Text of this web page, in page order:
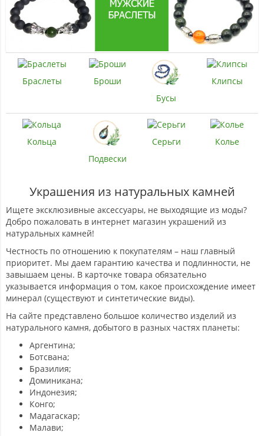
Браслеты
Броши
Бусы
Клипсы
Кольца
Подвески
Серьги Колье
Украшения из натуральных камней
Ищете эксклюзивные аксессуары, не выходящие из моды?
Добро пожаловать в интернет магазин украшений из
натуральных камней!
Честность по отношению к покупателям – наш главный
приоритет. Мы даем гарантию качества и подлинности, не
завышаем цены. В карточке товара обязательно
указывается информация о том, какое происхождение имеет
минерал (существуют и синтетические виды).
На сайте представлено большое количество изделий из
натурального камня, добытого в разных частях планеты:
Аргентина;
Ботсвана;
Бразилия;
Доминикана;
Индонезия;
Конго;
Мадагаскар;
Малави;